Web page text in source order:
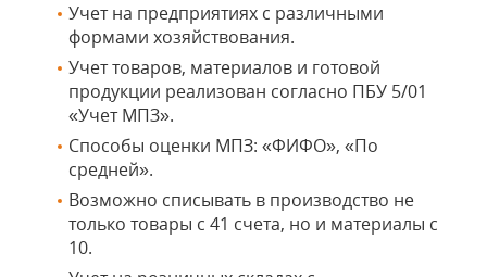
Учет на предприятиях с различными
формами хозяйствования.
Учет товаров, материалов и готовой
продукции реализован согласно ПБУ 5/01
«Учет МПЗ».
Способы оценки МПЗ: «ФИФО», «По
средней».
Возможно списывать в производство не
только товары с 41 счета, но и материалы с
10.